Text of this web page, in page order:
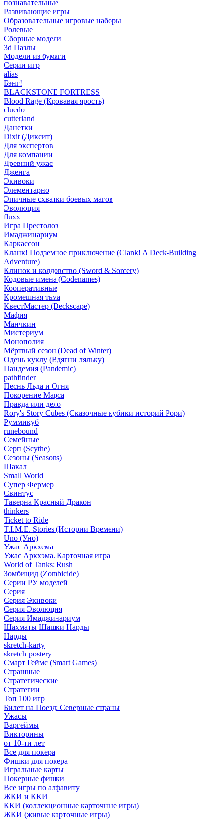
познавательные
Развивающие игры
Образовательные игровые наборы
Ролевые
Сборные модели
3d Пазлы
Модели из бумаги
Серии игр
alias
Бэнг!
BLACKSTONE FORTRESS
Blood Rage (Кровавая ярость)
cluedo
cutterland
Данетки
Dixit (Диксит)
Для экспертов
Для компании
Древний ужас
Дженга
Экивоки
Элементарно
Эпичные схватки боевых магов
Эволюция
fluxx
Игра Престолов
Имаджинариум
Каркассон
Кланк! Подземное приключение (Clank! A Deck-Building
Adventure)
Клинок и колдовство (Sword & Sorcery)
Кодовые имена (Codenames)
Кооперативные
Кромешная тьма
КвестМастер (Deckscape)
Мафия
Манчкин
Мистериум
Монополия
Мёртвый сезон (Dead of Winter)
Одень куклу (Вдягни ляльку)
Пандемия (Pandemic)
pathfinder
Песнь Льда и Огня
Покорение Марса
Правда или дело
Rory's Story Cubes (Сказочные кубики историй Рори)
Руммикуб
runebound
Семейные
Серп (Scythe)
Сезоны (Seasons)
Шакал
Small World
Супер Фермер
Свинтус
Таверна Красный Дракон
thinkers
Ticket to Ride
T.I.M.E. Stories (Истории Времени)
Uno (Уно)
Ужас Аркхема
Ужас Аркхэма. Карточная игра
World of Tanks: Rush
Зомбицид (Zombicide)
Серии РУ моделей
Серия
Серия Экивоки
Серия Эволюция
Серия Имаджинариум
Шахматы Шашки Нарды
Нарды
skretch-karty
skretch-postery
Смарт Геймс (Smart Games)
Страшные
Стратегические
Стратегии
Топ 100 игр
Билет на Поезд: Северные страны
Ужасы
Варгеймы
Викторины
от 10-ти лет
Все для покера
Фишки для покера
Игральные карты
Покерные фишки
Все игры по алфавиту
ЖКИ и ККИ
ККИ (коллекционные карточные игры)
ЖКИ (живые карточные игры)